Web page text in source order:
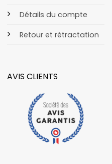
Détails du compte
Retour et rétractation
AVIS CLIENTS